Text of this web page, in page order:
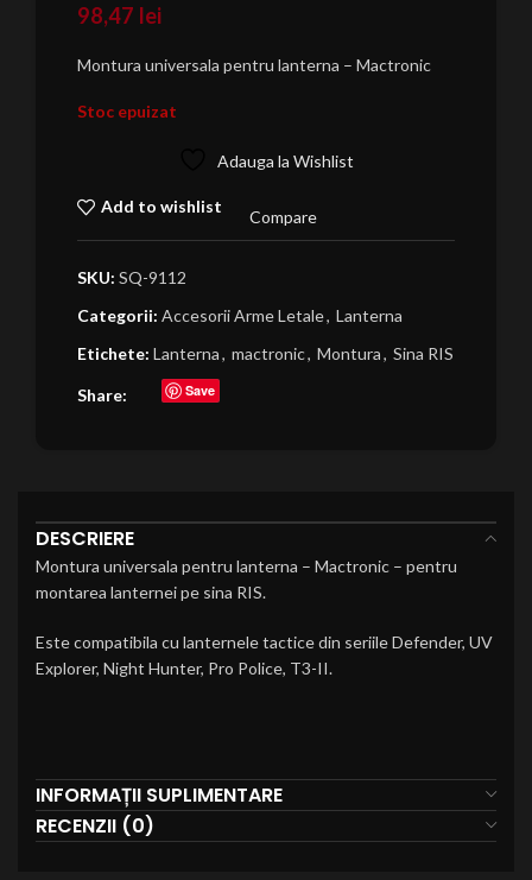
98,47 lei
Montura universala pentru lanterna – Mactronic
Stoc epuizat
Adauga la Wishlist
Add to wishlist
Compare
SKU: SQ-9112
Categorii: Accesorii Arme Letale, Lanterna
Etichete: Lanterna, mactronic, Montura, Sina RIS
Share: Save
DESCRIERE
Montura universala pentru lanterna – Mactronic – pentru
montarea lanternei pe sina RIS.
Este compatibila cu lanternele tactice din seriile Defender, UV
Explorer, Night Hunter, Pro Police, T3-II.
INFORMAȚII SUPLIMENTARE
RECENZII (0)